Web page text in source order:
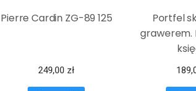
Pierre Cardin ZG-89 125
249,00 zł
Portfel
grawerem.